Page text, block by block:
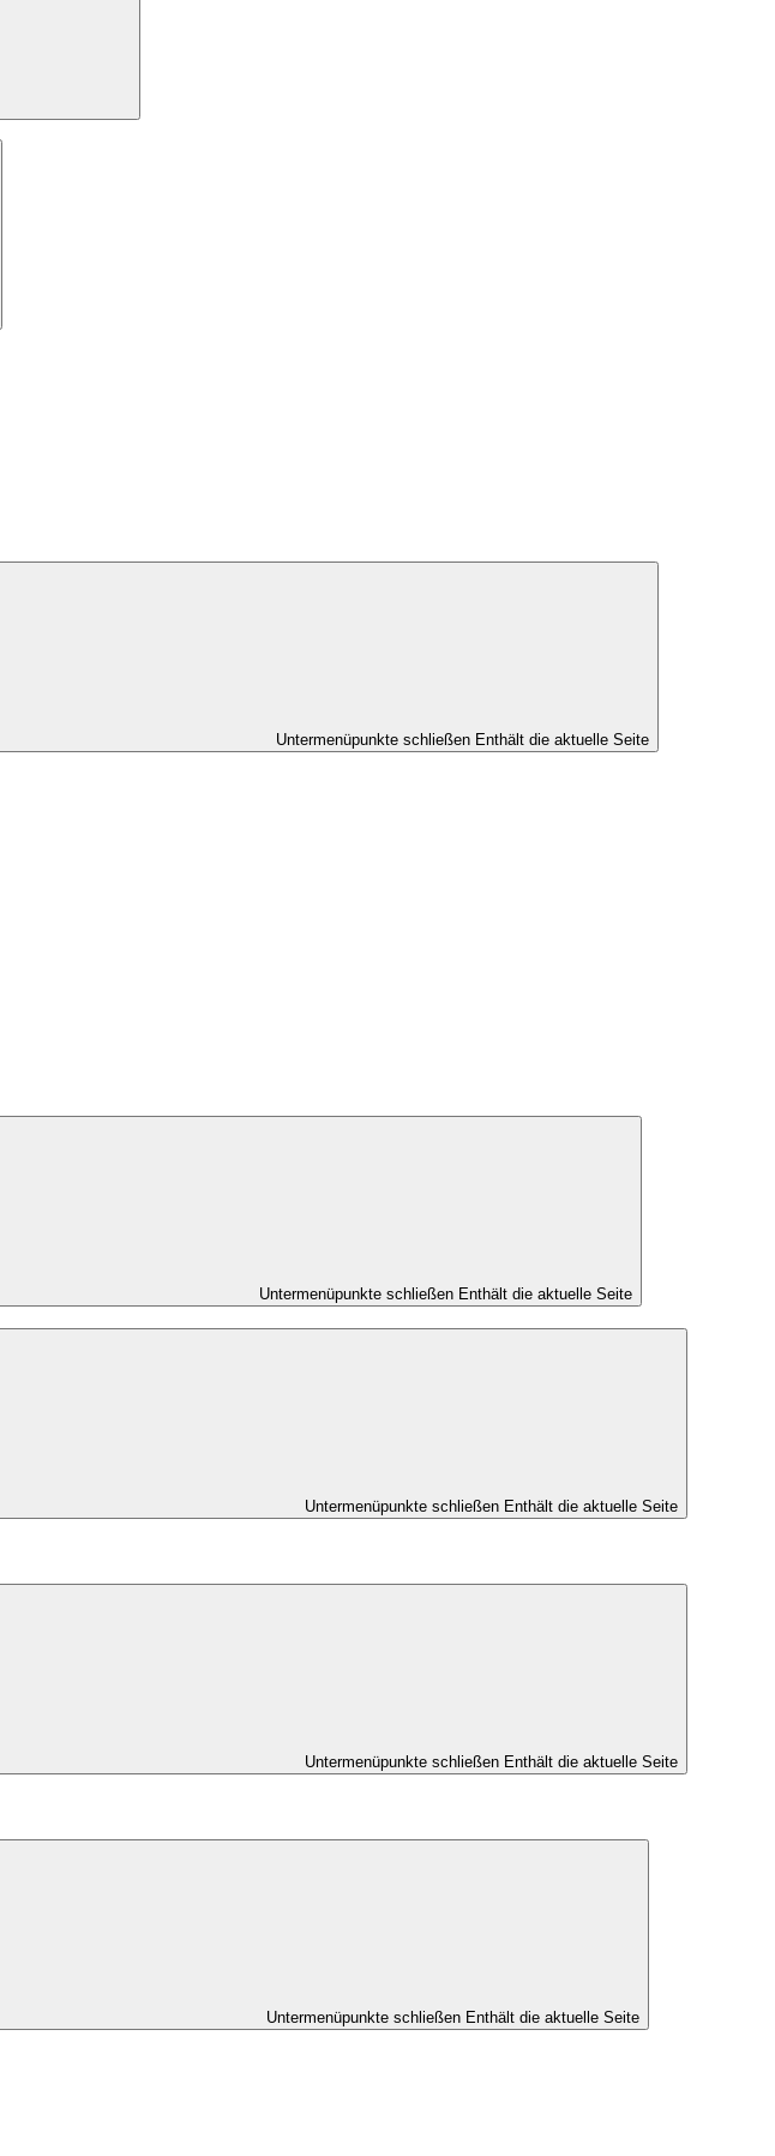
Untermenüpunkte schließen Enthält die aktuelle Seite
Untermenüpunkte schließen Enthält die aktuelle Seite
Untermenüpunkte schließen Enthält die aktuelle Seite
Untermenüpunkte schließen Enthält die aktuelle Seite
Untermenüpunkte schließen Enthält die aktuelle Seite